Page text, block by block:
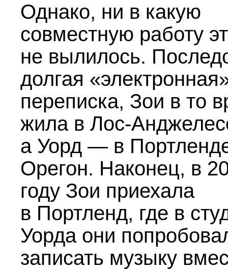
Однако, ни в какую
совместную работу
не вылилось.
долгая
переписка, Зои в то
жила в Лос-
а Уорд — в
Орегон. Наконец, в
году Зои приехала
в Портленд, где в
Уорда они
записать музыку